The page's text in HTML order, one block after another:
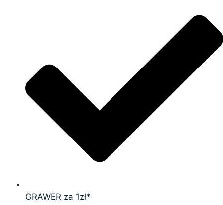
GRAWER za 1zł*